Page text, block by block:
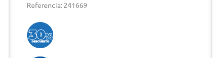
Referencia: 241669